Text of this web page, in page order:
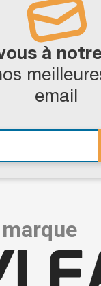
à
email